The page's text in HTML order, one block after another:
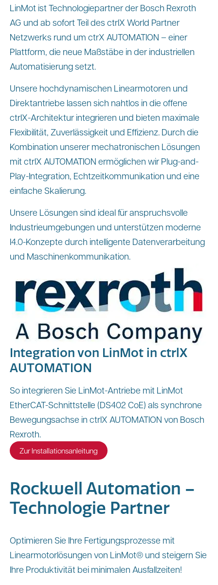
LinMot ist Technologiepartner der Bosch Rexroth
AG und ab sofort Teil des ctrlX World Partner
Netzwerks rund um ctrX AUTOMATION – einer
Plattform, die neue Maßstäbe in der industriellen
Automatisierung setzt.
Unsere hochdynamischen Linearmotoren und
Direktantriebe lassen sich nahtlos in die offene
ctrlX-Architektur integrieren und bieten maximale
Flexibilität, Zuverlässigkeit und Effizienz. Durch die
Kombination unserer mechatronischen Lösungen
mit ctrlX AUTOMATION ermöglichen wir Plug-and-
Play-Integration, Echtzeitkommunikation und eine
einfache Skalierung.
Unsere Lösungen sind ideal für anspruchsvolle
Industrieumgebungen und unterstützen moderne
I4.0-Konzepte durch intelligente Datenverarbeitung
und Maschinenkommunikation.
Integration von LinMot in ctrlX
AUTOMATION
So integrieren Sie LinMot-Antriebe mit LinMot
EtherCAT-Schnittstelle (DS402 CoE) als synchrone
Bewegungsachse in ctrlX AUTOMATION von Bosch
Rexroth.
Zur Installationsanleitung
Rockwell Automation –
Technologie Partner
Optimieren Sie Ihre Fertigungsprozesse mit
Linearmotorlösungen von LinMot® und steigern Sie
Ihre Produktivität bei minimalen Ausfallzeiten!